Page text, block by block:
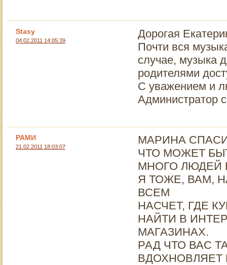
Stasy
04.02.2011 14:05:39
Дорогая
Почти вся
случае, музыка
родителями
С уважением и
Администратор
РАМИ
21.02.2011 18:03:07
МАРИНА
ЧТО МОЖЕТ
МНОГО ЛЮДЕЙ
Я ТОЖЕ, ВАМ,
ВСЕМ
НАСЧЕТ, ГДЕ
НАЙТИ В
МАГАЗИНАХ.
РАД ЧТО ВАС
ВДОХНОВЛЯЕТ